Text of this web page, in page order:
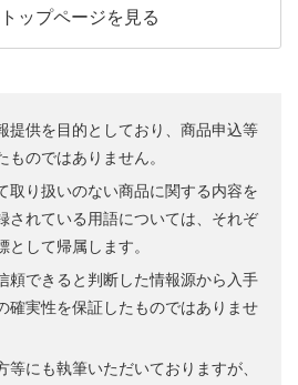
ップページを見る
提供を目的としており、商品申込等
のではありません。
取り扱いのない商品に関する内容を
されている用語については、それぞ
して帰属します。
頼できると判断した情報源から入手
確実性を保証したものではありませ
等にも執筆いただいておりますが、